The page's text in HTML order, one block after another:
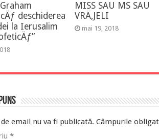
deschiderea
la Ierusalim
MISS SAU MS SAU
VRÄ‚JELI
mai 19, 2018
email nu va fi publicată. Câmpurile
*